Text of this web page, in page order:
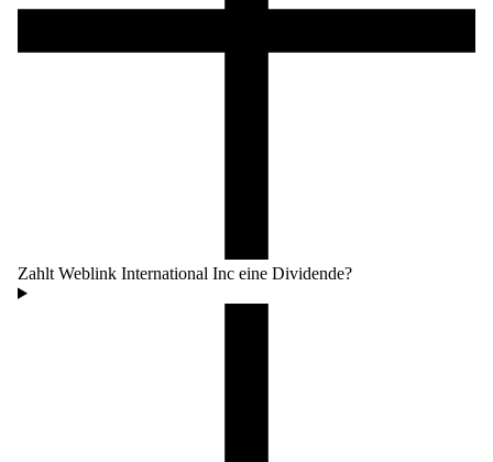
Zahlt Weblink International Inc eine Dividende?